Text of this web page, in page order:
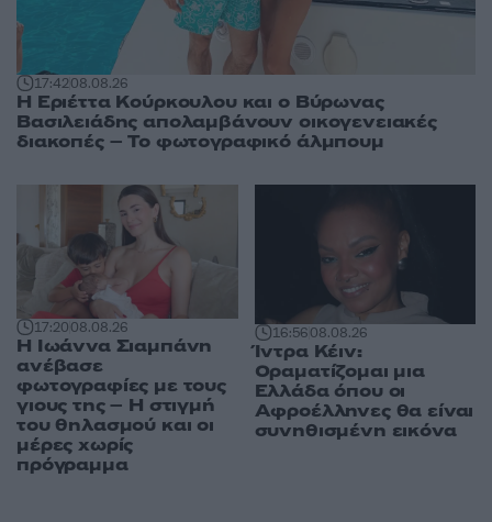
17:4208.08.26
Η Εριέττα Κούρκουλου και ο Βύρωνας
Βασιλειάδης απολαμβάνουν οικογενειακές
διακοπές – Το φωτογραφικό άλμπουμ
17:2008.08.26
H Ιωάννα Σιαμπάνη
ανέβασε
φωτογραφίες με τους
γιους της – Η στιγμή
του θηλασμού και οι
μέρες χωρίς
πρόγραμμα
16:5608.08.26
Ίντρα Κέιν:
Οραματίζομαι μια
Ελλάδα όπου οι
Αφροέλληνες θα είναι
συνηθισμένη εικόνα